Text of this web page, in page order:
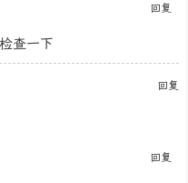
回复
查一下
回复
回复